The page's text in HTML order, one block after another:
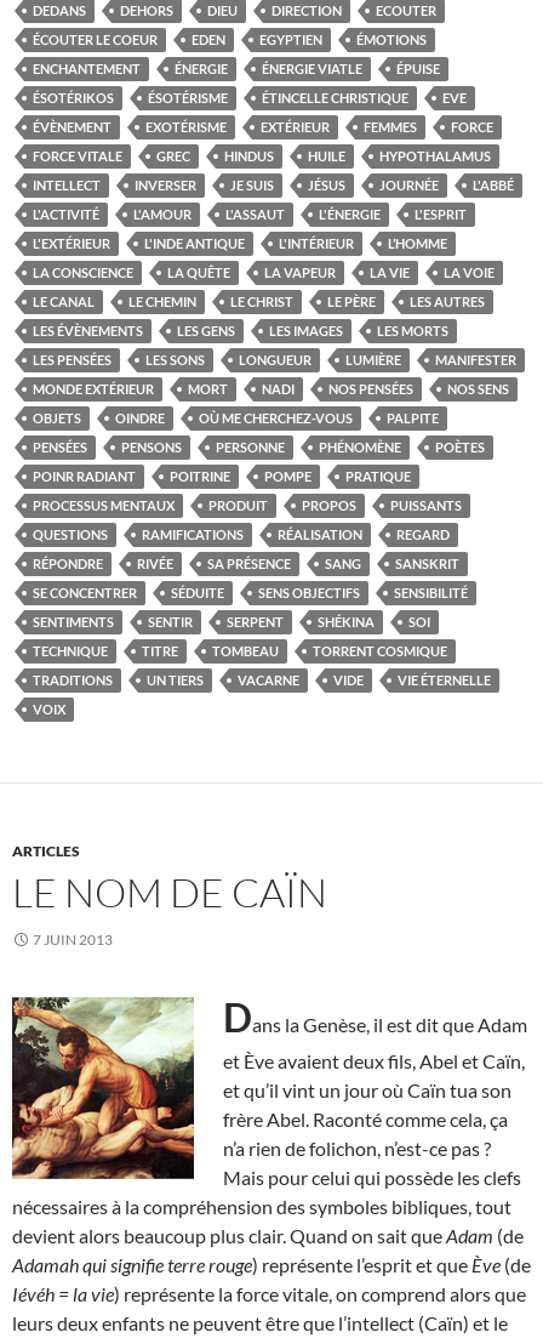
DEDANS
DEHORS DIEU DIRECTION
ECOUTER
ÉCOUTER LE COEUR
EDEN EGYPTIEN
ÉMOTIONS
ENCHANTEMENT
ÉNERGIE ÉNERGIE VIATLE
ÉPUISE
ÉSOTÉRIKOS
ÉSOTÉRISME ÉTINCELLE CHRISTIQUE
EVE
ÉVÈNEMENT
EXOTÉRISME EXTÉRIEUR FEMMES
FORCE
FORCE VITALE
GREC HINDUS HUILE
HYPOTHALAMUS
INTELLECT
INVERSER JE SUIS JÉSUS JOURNÉE
L'ABBÉ
L'ACTIVITÉ
L'AMOUR L'ASSAUT L'ÉNERGIE
L'ESPRIT
L'EXTÉRIEUR
L'INDE ANTIQUE L'INTÉRIEUR
L’HOMME
LA CONSCIENCE
LA QUÊTE LA VAPEUR LA VIE
LA VOIE
LE CANAL
LE CHEMIN LE CHRIST LE PÈRE
LES AUTRES
LES ÉVÈNEMENTS
LES GENS LES IMAGES
LES MORTS
LES PENSÉES
LES SONS LONGUEUR LUMIÈRE
MANIFESTER
MONDE EXTÉRIEUR
MORT NADI NOS PENSÉES
NOS SENS
OBJETS
OINDRE OÙ ME CHERCHEZ-VOUS
PALPITE
PENSÉES
PENSONS PERSONNE PHÉNOMÈNE
POÈTES
POINR RADIANT
POITRINE POMPE
PRATIQUE
PROCESSUS MENTAUX
PRODUIT PROPOS
PUISSANTS
QUESTIONS
RAMIFICATIONS RÉALISATION
REGARD
RÉPONDRE
RIVÉE SA PRÉSENCE SANG
SANSKRIT
SE CONCENTRER
SÉDUITE SENS OBJECTIFS
SENSIBILITÉ
SENTIMENTS
SENTIR SERPENT SHÉKINA
SOI
TECHNIQUE
TITRE TOMBEAU
TORRENT COSMIQUE
TRADITIONS
UN TIERS VACARNE VIDE
VIE ÉTERNELLE
VOIX
ARTICLES
LE NOM DE CAÏN
7 JUIN 2013
Dans la Genèse, il est dit que Adam
et Ève avaient deux fils, Abel et Caïn,
et qu’il vint un jour où Caïn tua son
frère Abel. Raconté comme cela, ça
n’a rien de folichon, n’est-ce pas ?
Mais pour celui qui possède les clefs
nécessaires à la compréhension des symboles bibliques, tout
devient alors beaucoup plus clair. Quand on sait queAdam (de
Adamah qui signifieterre rouge) représente l’esprit et que Ève (de
Iévéh = la vie) représente la force vitale, on comprend alors que
leurs deux enfants ne peuvent être que l’intellect (Caïn) et le